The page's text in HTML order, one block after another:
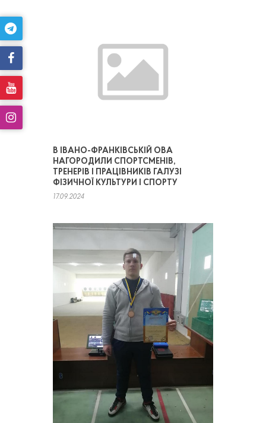
В ІВАНО-ФРАНКІВСЬКІЙ ОВА
НАГОРОДИЛИ СПОРТСМЕНІВ,
ТРЕНЕРІВ І ПРАЦІВНИКІВ ГАЛУЗІ
ФІЗИЧНОЇ КУЛЬТУРИ І СПОРТУ
17.09.2024